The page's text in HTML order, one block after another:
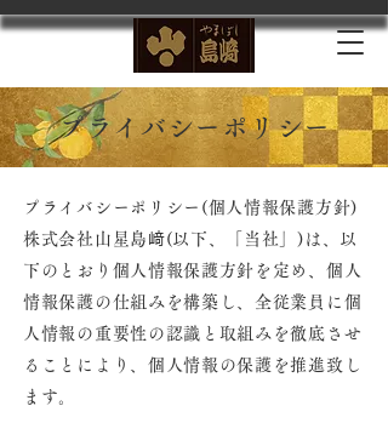
プライバシーポリシー
プライバシーポリシー(個人情報保護方針)
株式会社山星島﨑(以下、「当社」)は、以
下のとおり個人情報保護方針を定め、個人
情報保護の仕組みを構築し、全従業員に個
人情報の重要性の認識と取組みを徹底させ
ることにより、個人情報の保護を推進致し
ます。